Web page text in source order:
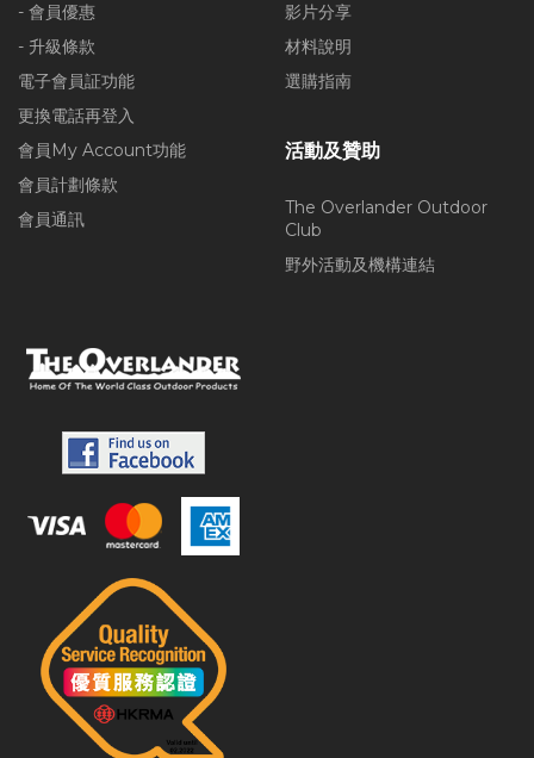
- 會員優惠
- 升級條款
電子會員証功能
更換電話再登入
會員My Account功能
會員計劃條款
會員通訊
影片分享
材料說明
選購指南
活動及贊助
The Overlander Outdoor
Club
野外活動及機構連結